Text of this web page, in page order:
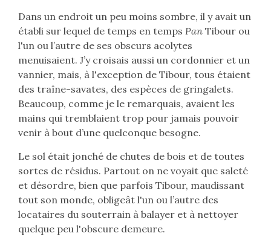
Dans un endroit un peu moins sombre, il y avait un
établi sur lequel de temps en temps Pan Tibour ou
l'un ou l’autre de ses obscurs acolytes
menuisaient. J’y croisais aussi un cordonnier et un
vannier, mais, à l'exception de Tibour, tous étaient
des traîne-savates, des espèces de gringalets.
Beaucoup, comme je le remarquais, avaient les
mains qui tremblaient trop pour jamais pouvoir
venir à bout d’une quelconque besogne.
Le sol était jonché de chutes de bois et de toutes
sortes de résidus. Partout on ne voyait que saleté
et désordre, bien que parfois Tibour, maudissant
tout son monde, obligeât l'un ou l’autre des
locataires du souterrain à balayer et à nettoyer
quelque peu l'obscure demeure.